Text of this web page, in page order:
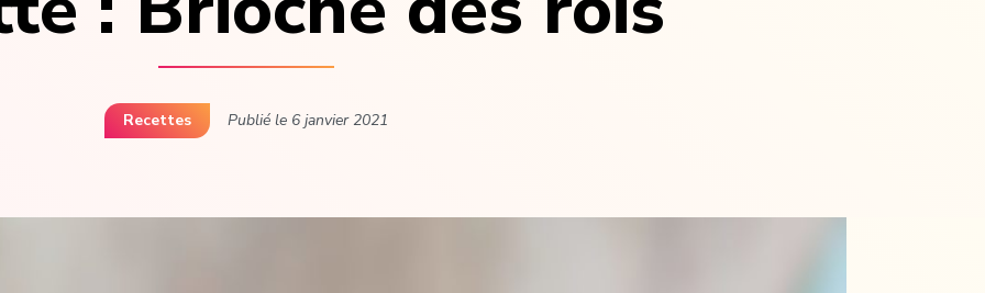
Recettes Publié le 6 janvier 2021